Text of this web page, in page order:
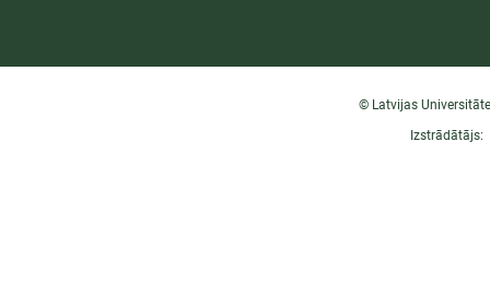
© Latvijas
Izstrādātājs: